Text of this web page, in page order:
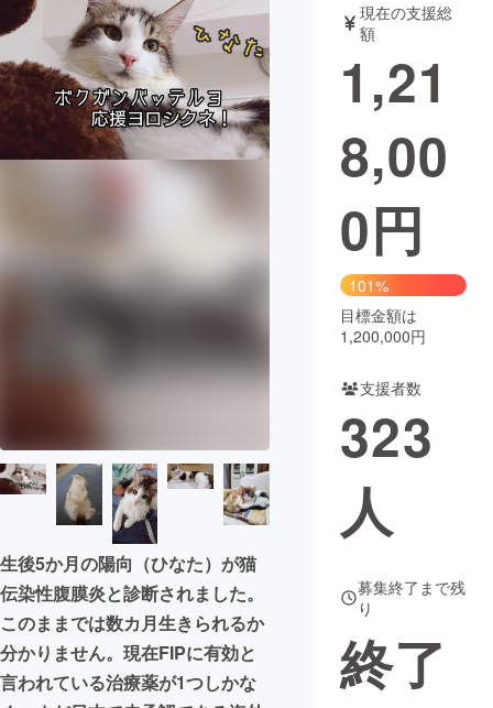
テクノロジー・ガジェット
映像・映画 書籍・雑誌
ビジネス・起業 チャレンジ
CAMPFIRE for Social Good
CAMPFIRE Creation
CAMPFIREふるさと納税
コミュニティ
生後5か月の陽向（ひなた）が猫
伝染性腹膜炎と診断されました。
このままでは数カ月生きられるか
分かりません。現在FIPに有効と
言われている治療薬が1つしかな
現在の支援総
額
1,21
8,00
0円
101%
目標金額は
1,200,000円
支援者数
323
人
募集終了まで残
り
終了